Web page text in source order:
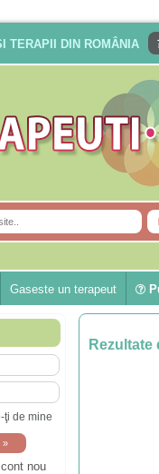
TERAPII DIN ROMÂNIA
Gaseste un terapeut
ţi de mine
nou
Rezultate